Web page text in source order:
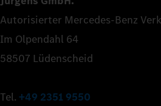
Autorisierter Mercedes-Benz
Im Olpendahl 64
58507 Lüdenscheid
Tel. +49 2351 9550